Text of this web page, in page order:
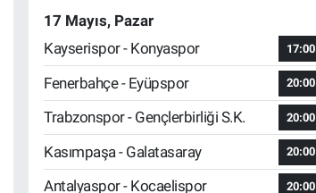
17 Mayıs, Pazar
Kayserispor - Konyaspor
17:00
Fenerbahçe - Eyüpspor 20:00
Trabzonspor - Gençlerbirliği S.K. 20:00
Kasımpaşa - Galatasaray 20:00
Antalyaspor - Kocaelispor 20:00